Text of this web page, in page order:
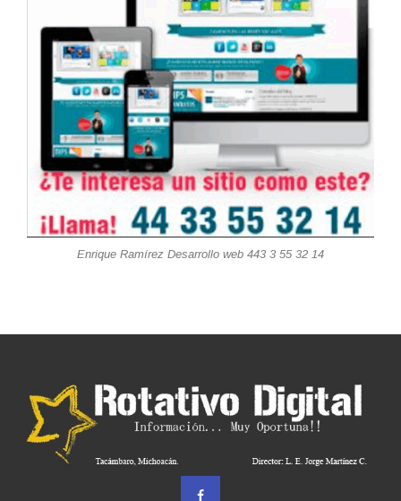
Enrique Ramírez Desarrollo web 443 3 55 32 14